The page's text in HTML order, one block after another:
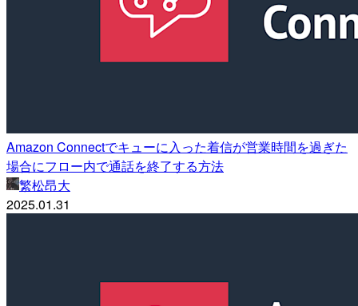
Amazon Connectでキューに入った着信が営業時間を過ぎた
場合にフロー内で通話を終了する方法
繁松昂大
2025.01.31